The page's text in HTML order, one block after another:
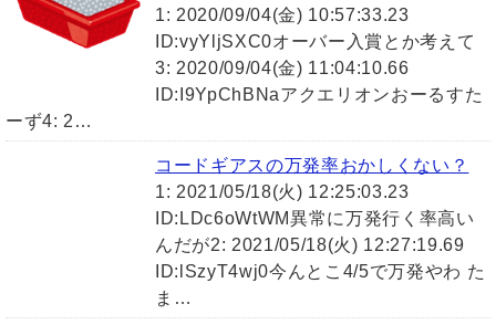
1: 2020/09/04(金) 10:57:33.23
ID:vyYljSXC0オーバー入賞とか考えて
3: 2020/09/04(金) 11:04:10.66
ID:I9YpChBNaアクエリオンおーるすた
ーず4: 2…
コードギアスの万発率おかしくない？
1: 2021/05/18(火) 12:25:03.23
ID:LDc6oWtWM異常に万発行く率高い
んだが2: 2021/05/18(火) 12:27:19.69
ID:lSzyT4wj0今んとこ4/5で万発やわ た
ま…